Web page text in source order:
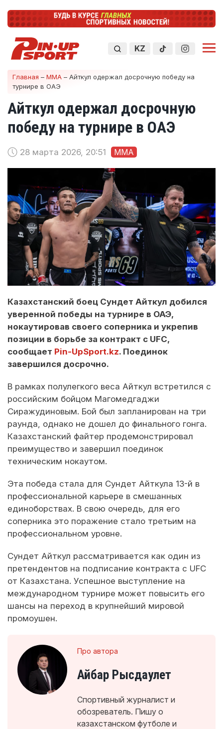
KZ
Главная – ММА – Айткул одержал досрочную победу на
турнире в ОАЭ
Айткул одержал досрочную
победу на турнире в ОАЭ
28 марта 2026, 20:51 ММА
Казахстанский боец Сундет Айткул добился
уверенной победы на турнире в ОАЭ,
нокаутировав своего соперника и укрепив
позиции в борьбе за контракт с UFC,
сообщает Pin-UpSport.kz. Поединок
завершился досрочно.
В рамках полулегкого веса Айткул встретился с
российским бойцом Магомедгаджи
Сиражудиновым. Бой был запланирован на три
раунда, однако не дошел до финального гонга.
Казахстанский файтер продемонстрировал
преимущество и завершил поединок
техническим нокаутом.
Эта победа стала для Сундет Айткула 13-й в
профессиональной карьере в смешанных
единоборствах. В свою очередь, для его
соперника это поражение стало третьим на
профессиональном уровне.
Сундет Айткул рассматривается как один из
претендентов на подписание контракта с UFC
от Казахстана. Успешное выступление на
международном турнире может повысить его
шансы на переход в крупнейший мировой
промоушен.
Про автора
Айбар Рысдаулет
Спортивный журналист и
обозреватель. Пишу о
казахстанском футболе и